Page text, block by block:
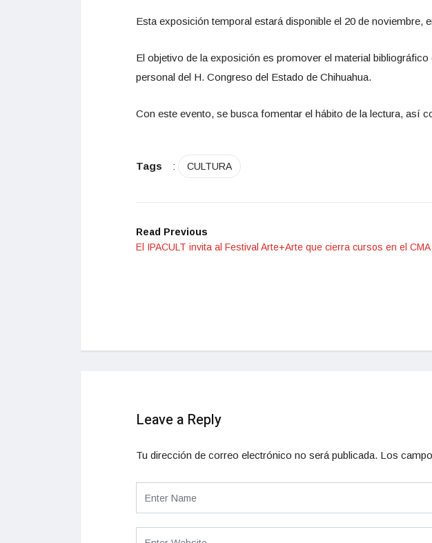
Esta exposición temporal estará disponible el 20 de noviembre,
El objetivo de la exposición es promover el material
personal del H. Congreso del Estado de Chihuahua.
Con este evento, se busca fomentar el hábito de la lectura, así
Tags : CULTURA
Read Previous
El IPACULT invita al Festival Arte+Arte que cierra cursos en el CMA
Leave a Reply
Tu dirección de correo electrónico no será publicada. Los